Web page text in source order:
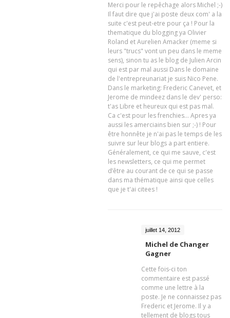
Merci pour le repêchage alors Michel ;-)
Il faut dire que j'ai poste deux com' a la
suite c'est peut-etre pour ça ! Pour la
thematique du blogging ya Olivier
Roland et Aurelien Amacker (meme si
leurs "trucs" vont un peu dans le meme
sens), sinon tu as le blog de Julien Arcin
qui est par mal aussi Dans le domaine
de l'entrepreunariat je suis Nico Pene.
Dans le marketing: Frederic Canevet, et
Jerome de mindeez dans le dev' perso:
t'as Libre et heureux qui est pas mal.
Ca c'est pour les frenchies... Apres ya
aussi les amerciains bien sur ;-) ! Pour
être honnête je n'ai pas le temps de les
suivre sur leur blogs a part entiere.
Généralement, ce qui me sauve, c'est
les newsletters, ce qui me permet
d’être au courant de ce qui se passe
dans ma thématique ainsi que celles
que je t'ai citees !
juillet 14, 2012
Michel de Changer
Gagner
Cette fois-ci ton
commentaire est passé
comme une lettre à la
poste. Je ne connaissez pas
Frederic et Jerome. Il y a
tellement de blogs tous